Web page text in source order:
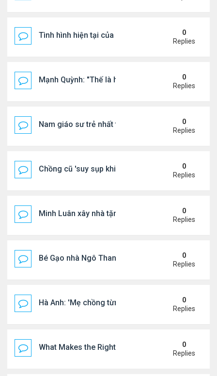
Tình hình hiện tại của Quang Lê
0
Replies
Mạnh Quỳnh: "Thế là hết"
0
Replies
Nam giáo sư trẻ nhất thế giới ở tuổi 18
0
Replies
Chồng cũ 'suy sụp khi biết tin Nicole Kidman có
0
Replies
Minh Luân xây nhà tặng cha mẹ
0
Replies
Bé Gạo nhà Ngô Thanh Vân dễ thương trong tiệc
0
Replies
Hà Anh: 'Mẹ chồng từng ngạc nhiên vì tôi luôn trả
0
Replies
What Makes the Right Retail POS Matter?0
Replies